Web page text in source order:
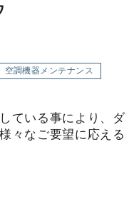
空調機器メンテナンス
ている事により、ダ
々なご要望に応える